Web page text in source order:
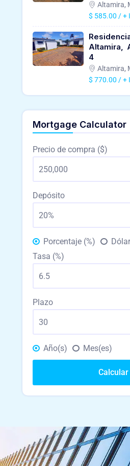
Altamira,
$ 585.00 / +
Altamira,
4
Altamira,
$ 770.00 / +
Mortgage Calculator
Precio de compra ($)
Depósito
Porcentaje (%)
Tasa (%)
Plazo
Año(s) Mes(es)
Calcular